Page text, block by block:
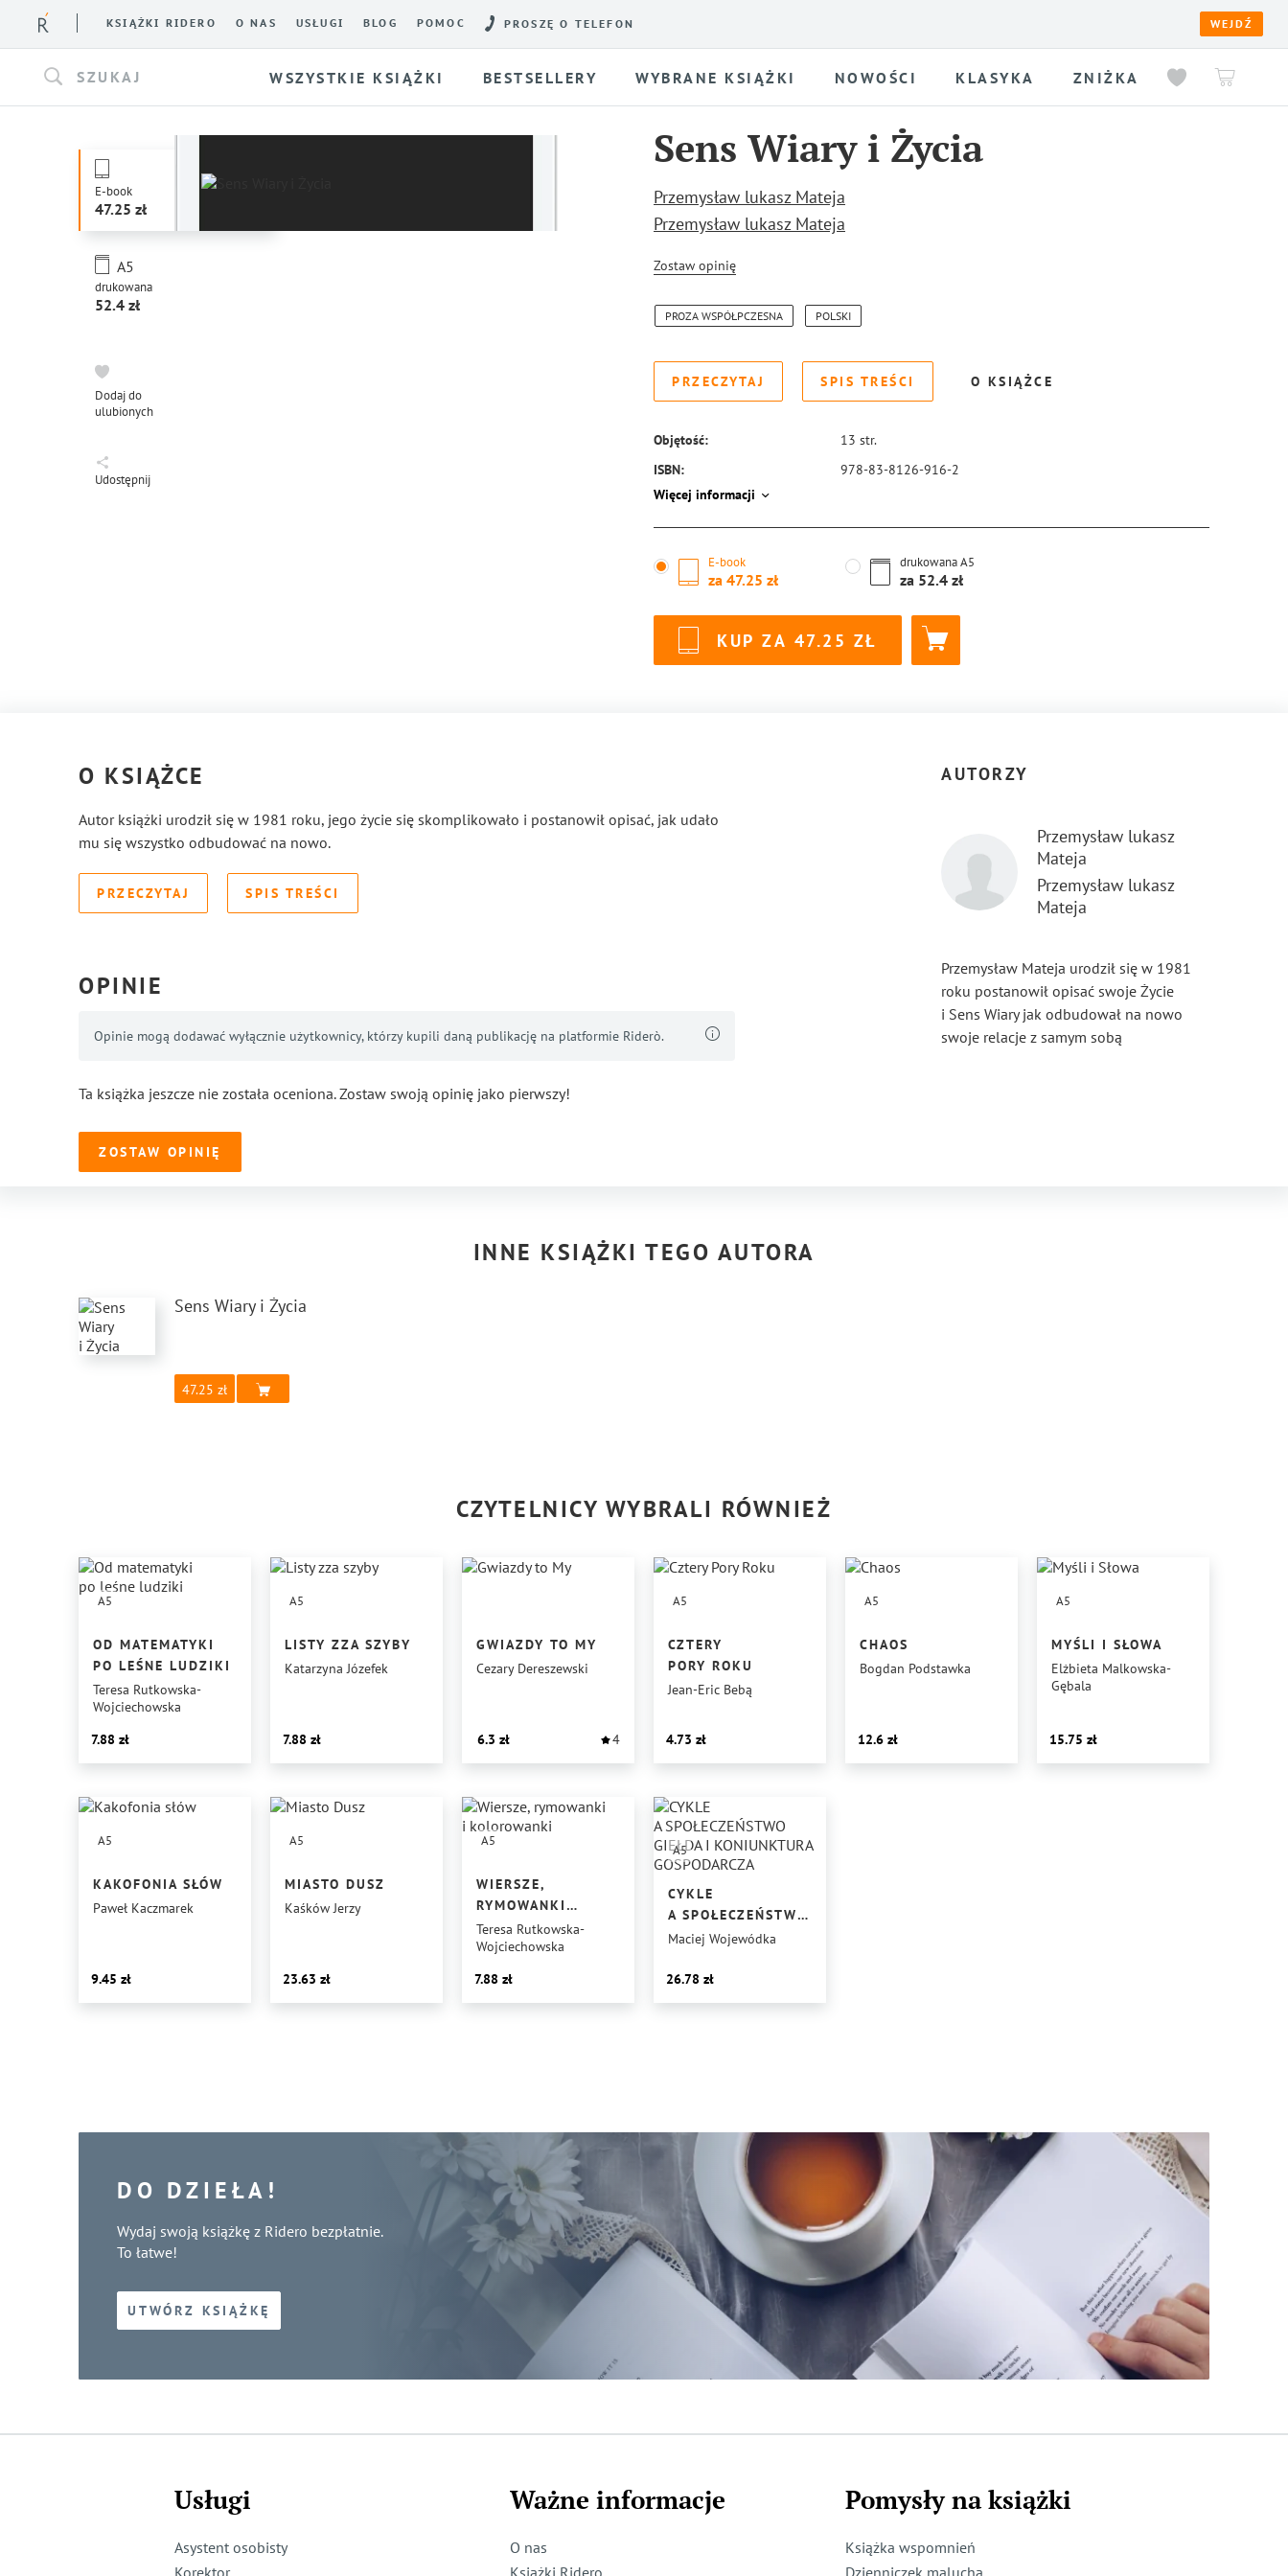
KSIĄŻKI RIDERO O NAS USŁUGI BLOG POMOC PROSZĘ O TELEFON WEJDŹ
SZUKAJ WSZYSTKIE KSIĄŻKI BESTSELLERY WYBRANE KSIĄŻKI NOWOŚCI KLASYKA ZNIŻKA
E-book
47.25
drukowana
A5
52.4
Dodaj do
ulubionych
Udostępnij
Sens Wiary i Życia
Przemysław lukasz Mateja
Przemysław lukasz Mateja
Zostaw opinię
PROZA WSPÓŁPCZESNA POLSKI
PRZECZYTAJ SPIS TREŚCI O KSIĄŻCE
Objętość: 13 str.
ISBN:
978-83-8126-916-2
Więcej informacji
E-book
za 47.25
drukowanaA5
za 52.4
KUP ZA 47.25
O KSIĄŻCE
Autor książki urodził się w 1981 roku, jego życie się skomplikowało i postanowił opisać, jak udało
mu się wszystko odbudować na nowo.
PRZECZYTAJ SPIS TREŚCI
OPINIE
Opinie mogą dodawać wyłącznie użytkownicy, którzy kupili daną publikację na platformie Riderò.
Ta książka jeszcze nie została oceniona. Zostaw swoją opinię jako pierwszy!
ZOSTAW OPINIĘ
AUTORZY
Przemysław lukasz
Mateja
Przemysław lukasz
Mateja
Przemysław Mateja urodził się w 1981
roku postanowił opisać swoje Życie
i Sens Wiary jak odbudował na nowo
swoje relacje z samym sobą
INNE KSIĄŻKI TEGO AUTORA
Sens Wiary i Życia
47.25
CZYTELNICY WYBRALI RÓWNIEŻ
A5
OD MATEMATYKI
PO LEŚNE LUDZIKI
Teresa Rutkowska-
Wojciechowska
7.88
A5
LISTY ZZA SZYBY
Katarzyna Józefek
7.88
GWIAZDY TO MY
Cezary Dereszewski
6.3 4
A5
CZTERY
PORY ROKU
Jean-Eric Bebą
4.73
A5
CHAOS
Bogdan Podstawka
12.6
A5
MYŚLI I SŁOWA
Elżbieta Malkowska-
Gębala
15.75
A5
KAKOFONIA SŁÓW
Paweł Kaczmarek
9.45
A5
MIASTO DUSZ
Kaśków Jerzy
23.63
A5
WIERSZE,
RYMOWANKI
I KOLOROWANKI
Teresa Rutkowska-
Wojciechowska
7.88
A5
CYKLE
A SPOŁECZEŃSTWO
GIEŁDA
GOSPODARCZA
Maciej Wojewódka
26.78
DO DZIEŁA!
Wydaj swoją książkę z Ridero bezpłatnie.
To łatwe!
UTWÓRZ KSIĄŻKĘ
Usługi
Asystent osobisty
Korektor
Ważne informacje
O nas
Książki Ridero
Pomysły na książki
Książka wspomnień
Dzienniczek malucha